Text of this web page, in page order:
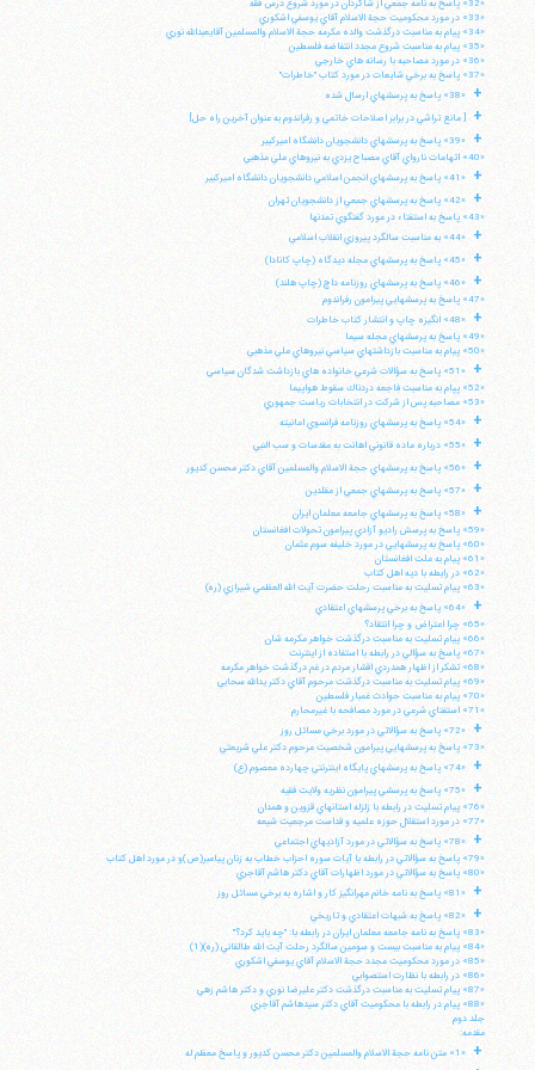
«32» پاسخ به نامه جمعي از شاگردان در مورد شروع درس فقه
«33» در مورد محكوميت حجة الاسلام آقاي يوسفي اشكوري
«34» پيام به مناسبت درگذشت والده مكرمه حجة الاسلام والمسلمين آقايعبدالله نوري
«35» پيام به مناسبت شروع مجدد انتفاضه فلسطين
«36» در مورد مصاحبه با رسانه هاي خارجي
«37» پاسخ به برخي شايعات در مورد كتاب "خاطرات"
+ «38» پاسخ به پرسشهاي ارسال شده
+ [ مانع تراشي در برابر اصلاحات خاتمي و رفراندوم به عنوان آخرين راه حل]
+
«39» پاسخ به پرسشهاي دانشجويان دانشگاه اميركبير
«40» اتهامات نارواي آقاي مصباح يزدي به نيروهاي ملي مذهبي
+ «41» پاسخ به پرسشهاي انجمن اسلامي دانشجويان دانشگاه اميركبير
+
«42» پاسخ به پرسشهاي جمعي از دانشجويان تهران
«43» پاسخ به استفتاء در مورد گفتگوي تمدنها
+ «44» به مناسبت سالگرد پيروزي انقلاب اسلامي
+ «45» پاسخ به پرسشهاي مجله ديدگاه (چاپ كانادا)
+
«46» پاسخ به پرسشهاي روزنامه داچ (چاپ هلند)
«47» پاسخ به پرسشهايي پيرامون رفراندوم
+
«48» انگيزه چاپ و انتشار كتاب خاطرات
«49» پاسخ به پرسشهاي مجله سيما
«50» پيام به مناسبت بازداشتهاي سياسي نيروهاي ملي مذهبي
+
«51» پاسخ به سؤالات شرعي خانواده هاي بازداشت شدگان سياسي
«52» پپام به مناسبت فاجعه دردناك سقوط هواپيما
«53» مصاحبه پس از شركت در انتخابات رياست جمهوري
+ «54» پاسخ به پرسشهاي روزنامه فرانسوي امانيته
+ «55» درباره ماده قانوني اهانت به مقدسات و سب النبي
+ «56» پاسخ به پرسشهاي حجة الاسلام والمسلمين آقاي دكتر محسن كديور
+ «57» پاسخ به پرسشهاي جمعي از مقلدين
+
«58» پاسخ به پرسشهاي جامعه معلمان ايران
«59» پاسخ به پرسش راديو آزادي پيرامون تحولات افغانستان
«60» پاسخ به پرسشهايي در مورد خليفه سوم عثمان
«61» پيام به ملت افغانستان
«62» در رابطه با ديه اهل كتاب
«63» پيام تسليت به مناسبت رحلت حضرت آيت الله العظمي شيرازي (ره)
+
«64» پاسخ به برخي پرسشهاي اعتقادي
«65» چرا اعتراض و چرا انتقاد؟
«66» پيام تسليت به مناسبت درگذشت خواهر مكرمه شان
«67» پاسخ به سؤالي در رابطه با استفاده از اينترنت
«68» تشكر از اظهار همدردي اقشار مردم در غم درگذشت خواهر مكرمه
«69» پيام تسليت به مناسبت درگذشت مرحوم آقاي دكتر يدالله سحابي
«70» پيام به مناسبت حوادث غمبار فلسطين
«71» استفتاي شرعي در مورد مصافحه با غيرمحارم
+
«72» پاسخ به سؤالاتي در مورد برخي مسائل روز
«73» پاسخ به پرسشهايي پيرامون شخصيت مرحوم دكتر علي شريعتي
+ «74» پاسخ به پرسشهاي پايگاه اينترنتي چهارده معصوم (ع)
+
«75» پاسخ به پرسشي پيرامون نظريه ولايت فقيه
«76» پيام تسليت در رابطه با زلزله استانهاي قزوين و همدان
«77» در مورد استقلال حوزه علميه و قداست مرجعيت شيعه
+
«78» پاسخ به سؤالاتي در مورد آزاديهاي اجتماعي
«79» پاسخ به سؤالاتي در رابطه با آيات سوره احزاب خطاب به زنان پيامبر(ص)و در مورد اهل كتاب
«80» پاسخ به سؤالاتي در مورد اظهارات آقاي دكتر هاشم آقاجري
+ «81» پاسخ به نامه خانم مهرانگيز كار و اشاره به برخي مسائل روز
+
«82» پاسخ به شبهات اعتقادي و تاريخي
«83» پاسخ به نامه جامعه معلمان ايران در رابطه با: "چه بايد كرد؟"
«84» پيام به مناسبت بيست و سومين سالگرد رحلت آيت الله طالقاني (ره)(1)
«85» در مورد محكوميت مجدد حجة الاسلام آقاي يوسفي اشكوري
«86» در رابطه با نظارت استصوابي
«87» پيام تسليت به مناسبت درگذشت دكتر عليرضا نوري و دكتر هاشم زهي
«88» پيام در رابطه با محكوميت آقاي دكتر سيدهاشم آقاجري
جلد دوم
مقدمه:
+ «1» متن نامه حجة الاسلام والمسلمين دكتر محسن كديور و پاسخ معظم له